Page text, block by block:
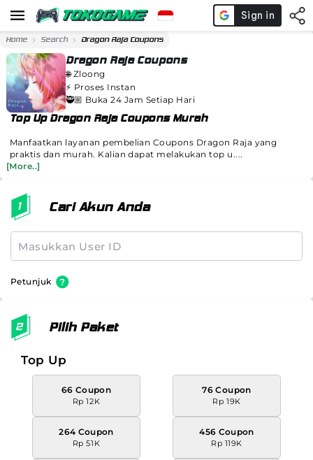
Home Search Dragon Raja Coupons
Dragon Raja Coupons
🌐Zloong
⚡️ Proses Instan
🥷🏼 Buka 24 Jam Setiap Hari
Top Up Dragon Raja Coupons Murah
Manfaatkan layanan pembelian Coupons Dragon Raja yang
praktis dan murah. Kalian dapat melakukan top u....
[More..]
Cari Akun Anda
Petunjuk
Pilih Paket
Top Up
66 Coupon
Rp 12K
76 Coupon
Rp 19K
264 Coupon
Rp 51K
456 Coupon
Rp 119K